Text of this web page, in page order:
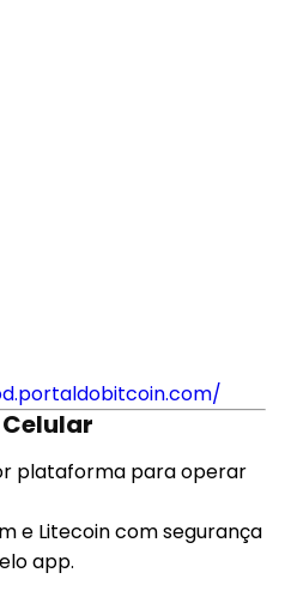
plataforma para operar
e Litecoin com segurança
app.